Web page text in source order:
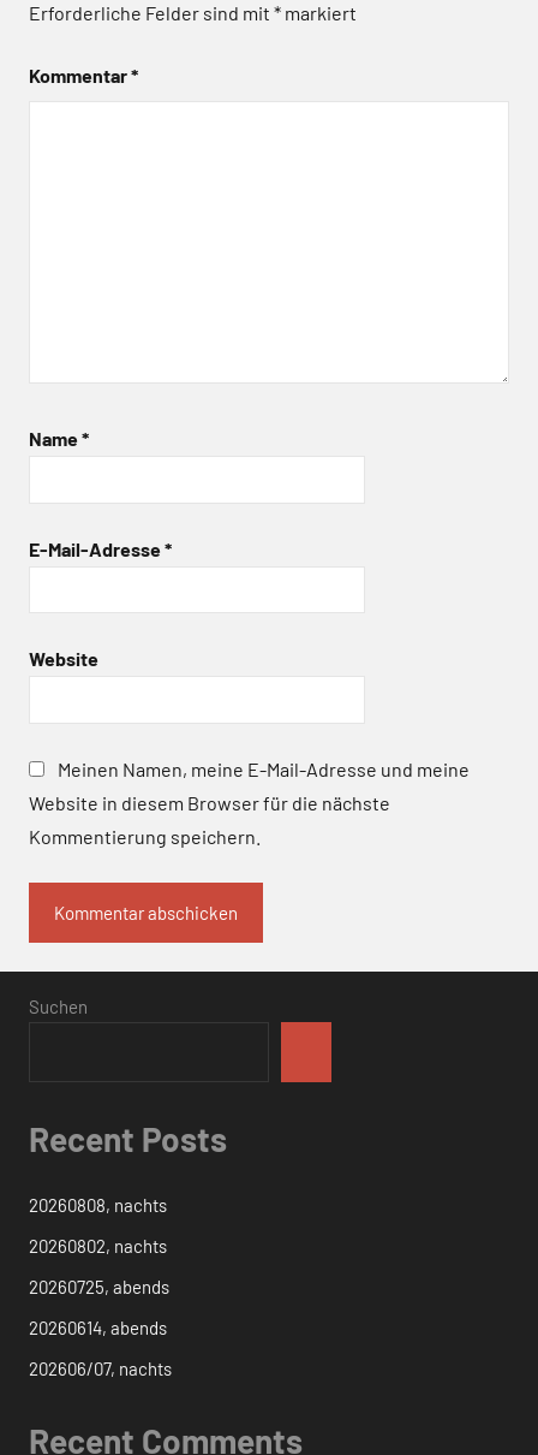
Erforderliche Felder sind mit * markiert
Kommentar*
Name*
E-Mail-Adresse*
Website
Meinen Namen, meine E-Mail-Adresse und meine
Website in diesem Browser für die nächste
Kommentierung speichern.
Suchen
Recent Posts
20260808, nachts
20260802, nachts
20260725, abends
20260614, abends
202606/07, nachts
Recent Comments